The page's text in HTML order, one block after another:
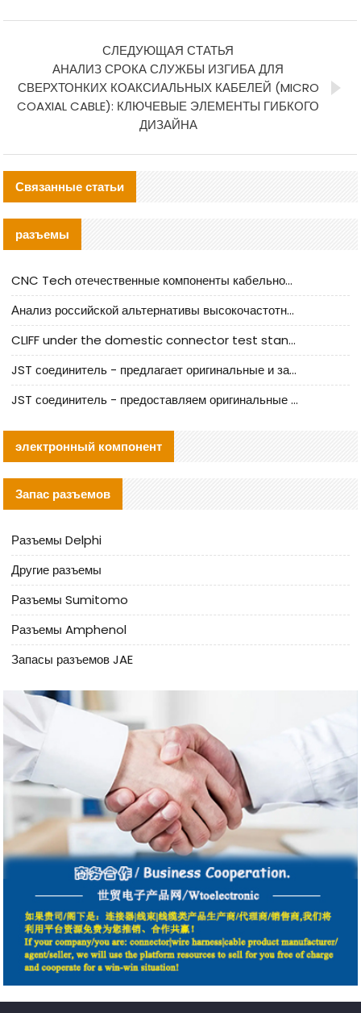
СЛЕДУЮЩАЯ СТАТЬЯ
АНАЛИЗ СРОКА СЛУЖБЫ ИЗГИБА ДЛЯ
СВЕРХТОНКИХ КОАКСИАЛЬНЫХ КАБЕЛЕЙ (MICRO
COAXIAL CABLE): КЛЮЧЕВЫЕ ЭЛЕМЕНТЫ ГИБКОГО
ДИЗАЙНА
Связанные статьи
разъемы
CNC Tech отечественные компоненты кабельной арматуры оценка и руководство по производственному внедрению
Анализ российской альтернативы высокочастотных кабельных колодцев I-PEX
CLIFF under the domestic connector test standard update
JST соединитель - предлагает оригинальные и заменяющие JST NSHR-02V-S соединители
JST соединитель - предоставляем оригинальные JST GHR-09V-S соединители и их аналоги
электронный компонент
Запас разъемов
Разъемы Delphi
Другие разъемы
Разъемы Sumitomo
Разъемы Amphenol
Запасы разъемов JAE